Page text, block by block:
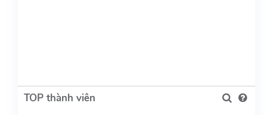
TOP thành viên